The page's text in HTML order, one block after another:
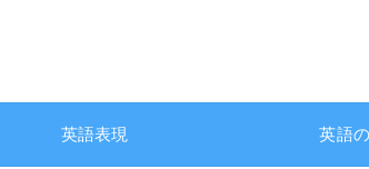
英語表現 英語